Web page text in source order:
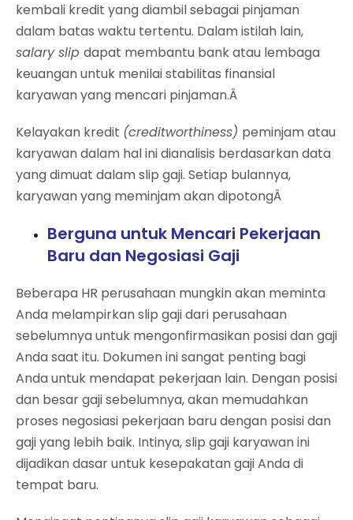
kembali kredit yang diambil sebagai pinjaman
dalam batas waktu tertentu. Dalam istilah lain,
salary slip dapat membantu bank atau lembaga
keuangan untuk menilai stabilitas finansial
karyawan yang mencari pinjaman.Â
Kelayakan kredit (creditworthiness) peminjam atau
karyawan dalam hal ini dianalisis berdasarkan data
yang dimuat dalam slip gaji. Setiap bulannya,
karyawan yang meminjam akan dipotongÂ
Berguna untuk Mencari Pekerjaan
Baru dan Negosiasi Gaji
Beberapa HR perusahaan mungkin akan meminta
Anda melampirkan slip gaji dari perusahaan
sebelumnya untuk mengonfirmasikan posisi dan gaji
Anda saat itu. Dokumen ini sangat penting bagi
Anda untuk mendapat pekerjaan lain. Dengan posisi
dan besar gaji sebelumnya, akan memudahkan
proses negosiasi pekerjaan baru dengan posisi dan
gaji yang lebih baik. Intinya, slip gaji karyawan ini
dijadikan dasar untuk kesepakatan gaji Anda di
tempat baru.